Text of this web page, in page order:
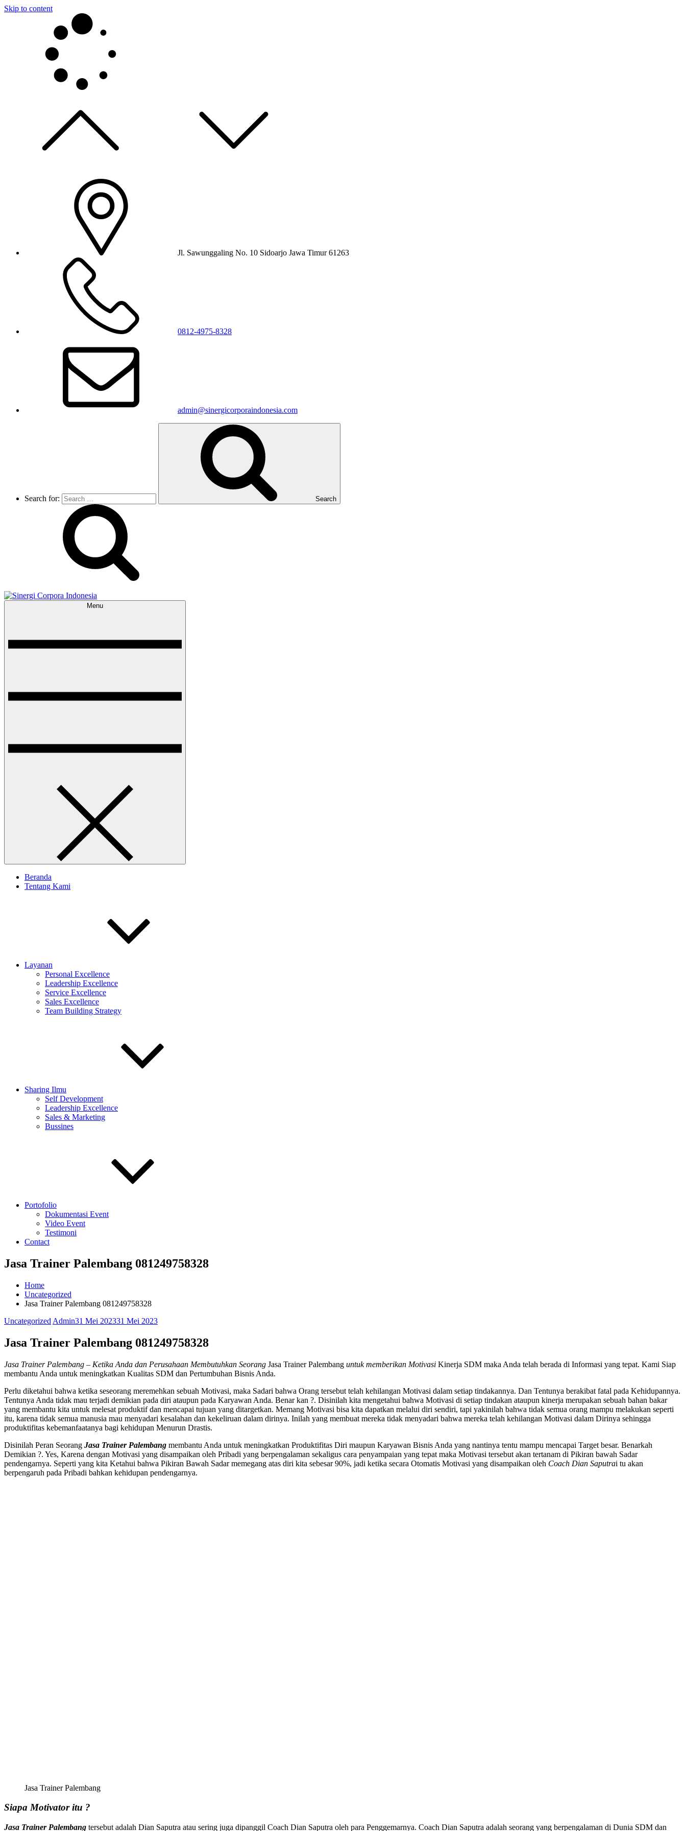
Skip to content
Jl. Sawunggaling No. 10 Sidoarjo Jawa Timur 61263
0812-4975-8328
admin@sinergicorporaindonesia.com
Search for: Search
Menu
Beranda
Tentang Kami
Layanan
Personal Excellence
Leadership Excellence
Service Excellence
Sales Excellence
Team Building Strategy
Sharing Ilmu
Self Development
Leadership Excellence
Sales & Marketing
Bussines
Portofolio
Dokumentasi Event
Video Event
Testimoni
Contact
Jasa Trainer Palembang 081249758328
Home
Uncategorized
Jasa Trainer Palembang 081249758328
Uncategorized Admin31 Mei 202331 Mei 2023
Jasa Trainer Palembang 081249758328
Jasa Trainer Palembang – Ketika Anda dan Perusahaan Membutuhkan Seorang Jasa Trainer Palembang untuk memberikan Motivasi Kinerja SDM maka Anda telah berada di Informasi yang tepat. Kami Siap
membantu Anda untuk meningkatkan Kualitas SDM dan Pertumbuhan Bisnis Anda.
Perlu diketahui bahwa ketika seseorang meremehkan sebuah Motivasi, maka Sadari bahwa Orang tersebut telah kehilangan Motivasi dalam setiap tindakannya. Dan Tentunya berakibat fatal pada Kehidupannya.
Tentunya Anda tidak mau terjadi demikian pada diri ataupun pada Karyawan Anda. Benar kan ?. Disinilah kita mengetahui bahwa Motivasi di setiap tindakan ataupun kinerja merupakan sebuah bahan bakar
yang membantu kita untuk melesat produktif dan mencapai tujuan yang ditargetkan. Memang Motivasi bisa kita dapatkan melalui diri sendiri, tapi yakinilah bahwa tidak semua orang mampu melakukan seperti
itu, karena tidak semua manusia mau menyadari kesalahan dan kekeliruan dalam dirinya. Inilah yang membuat mereka tidak menyadari bahwa mereka telah kehilangan Motivasi dalam Dirinya sehingga
produktifitas kebemanfaatanya bagi kehidupan Menurun Drastis.
Disinilah Peran Seorang Jasa Trainer Palembang membantu Anda untuk meningkatkan Produktifitas Diri maupun Karyawan Bisnis Anda yang nantinya tentu mampu mencapai Target besar. Benarkah
Demikian ?. Yes, Karena dengan Motivasi yang disampaikan oleh Pribadi yang berpengalaman sekaligus cara penyampaian yang tepat maka Motivasi tersebut akan tertanam di Pikiran bawah Sadar
pendengarnya. Seperti yang kita Ketahui bahwa Pikiran Bawah Sadar memegang atas diri kita sebesar 90%, jadi ketika secara Otomatis Motivasi yang disampaikan oleh Coach Dian Saputrai tu akan
berpengaruh pada Pribadi bahkan kehidupan pendengarnya.
Jasa Trainer Palembang
Siapa Motivator itu ?
Jasa Trainer Palembang tersebut adalah Dian Saputra atau sering juga dipanggil Coach Dian Saputra oleh para Penggemarnya. Coach Dian Saputra adalah seorang yang berpengalaman di Dunia SDM dan